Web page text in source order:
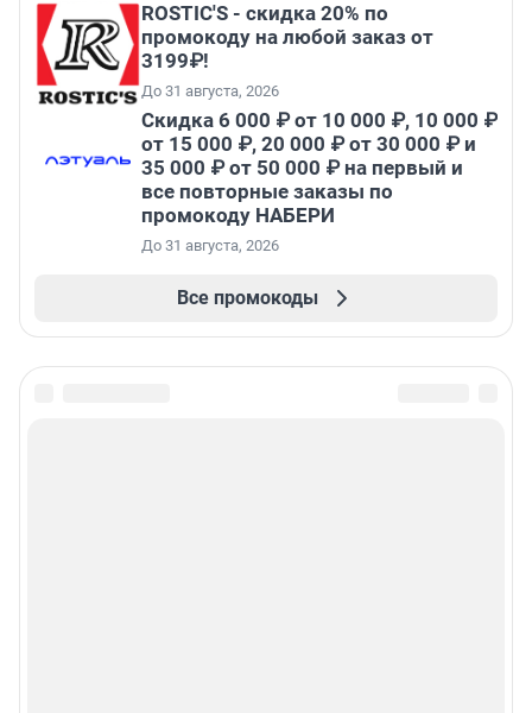
ROSTIC'S - скидка 20% по
промокоду на любой заказ от
3199₽!
До 31 августа, 2026
Скидка 6 000 ₽ от 10 000 ₽, 10 000 ₽
от 15 000 ₽, 20 000 ₽ от 30 000 ₽ и
35 000 ₽ от 50 000 ₽ на первый и
все повторные заказы по
промокоду НАБЕРИ
До 31 августа, 2026
Все промокоды